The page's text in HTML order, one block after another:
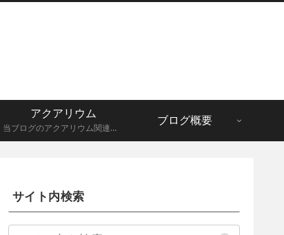
アクアリウム
当ブログのアクアリウム関連記事一覧になります。メダカ、グッピーなど。
ブログ概要
サイト内検索